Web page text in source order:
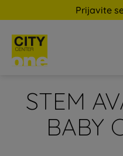
Prijavite
STEM
BABY